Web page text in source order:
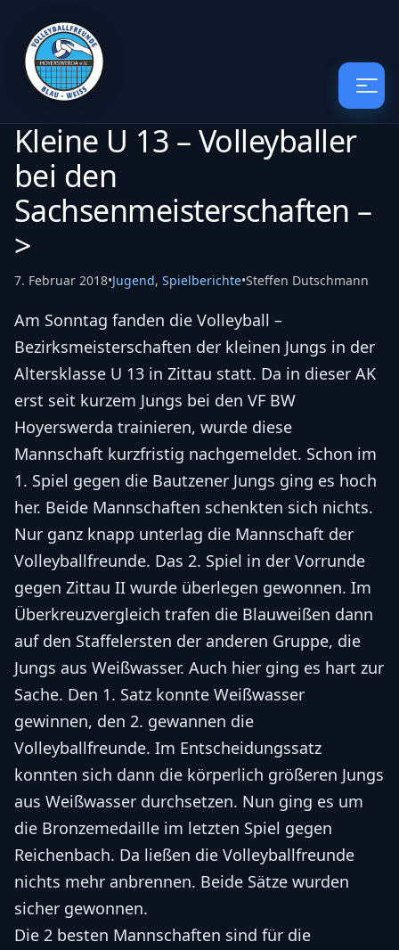
Kleine U 13 – Volleyballer
bei den
Sachsenmeisterschaften –
>
7. Februar 2018•Jugend, Spielberichte•Steffen Dutschmann
Am Sonntag fanden die Volleyball –
Bezirksmeisterschaften der kleinen Jungs in der
Altersklasse U 13 in Zittau statt. Da in dieser AK
erst seit kurzem Jungs bei den VF BW
Hoyerswerda trainieren, wurde diese
Mannschaft kurzfristig nachgemeldet. Schon im
1. Spiel gegen die Bautzener Jungs ging es hoch
her. Beide Mannschaften schenkten sich nichts.
Nur ganz knapp unterlag die Mannschaft der
Volleyballfreunde. Das 2. Spiel in der Vorrunde
gegen Zittau II wurde überlegen gewonnen. Im
Überkreuzvergleich trafen die Blauweißen dann
auf den Staffelersten der anderen Gruppe, die
Jungs aus Weißwasser. Auch hier ging es hart zur
Sache. Den 1. Satz konnte Weißwasser
gewinnen, den 2. gewannen die
Volleyballfreunde. Im Entscheidungssatz
konnten sich dann die körperlich größeren Jungs
aus Weißwasser durchsetzen. Nun ging es um
die Bronzemedaille im letzten Spiel gegen
Reichenbach. Da ließen die Volleyballfreunde
nichts mehr anbrennen. Beide Sätze wurden
sicher gewonnen.
Die 2 besten Mannschaften sind für die